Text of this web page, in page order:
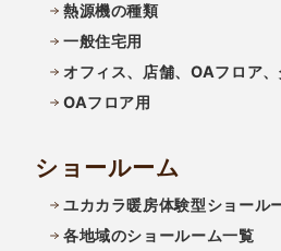
熱源機の種類
一般住宅用
オフィス、店舗、OAフロア
OAフロア用
ショールーム
ユカカラ暖房体験型ショール
各地域のショールーム一覧